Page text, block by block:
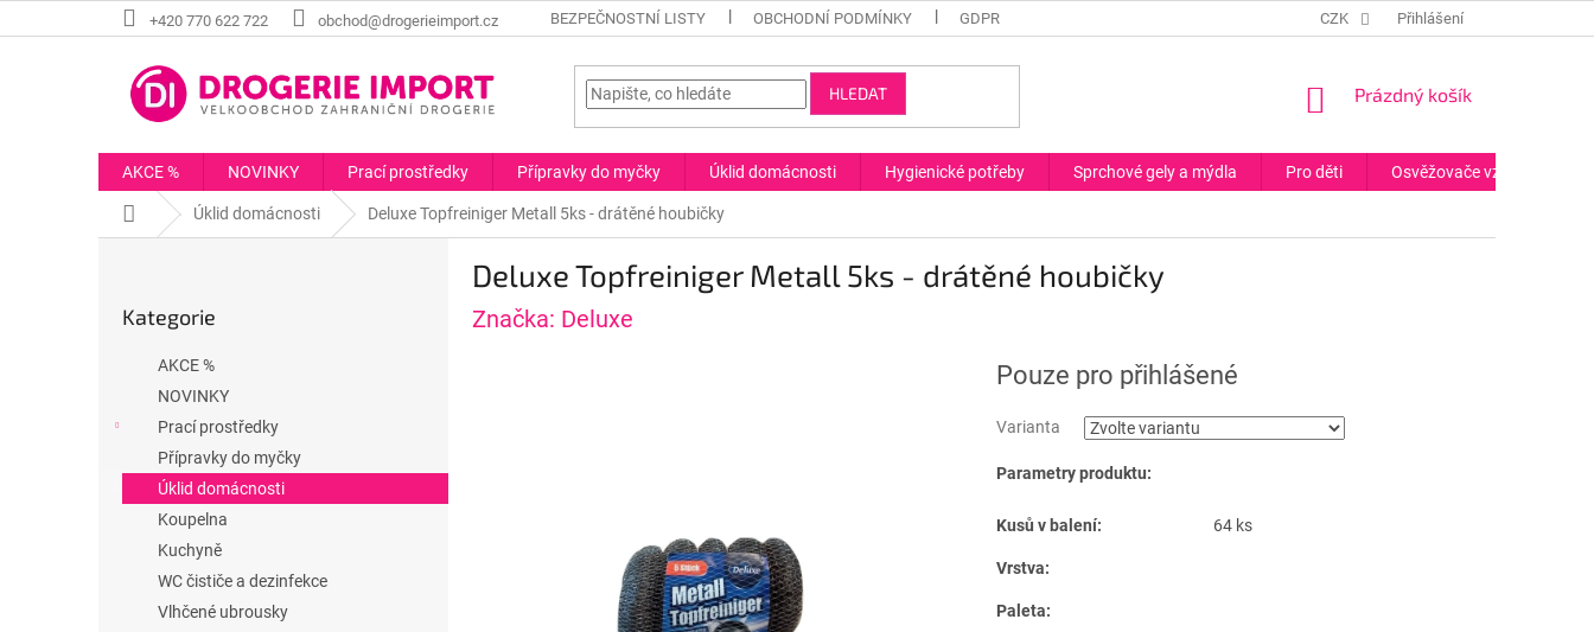
na
+420 770 622 722 obchod@drogerieimport.cz BEZPEČNOSTNÍ LISTY OBCHODNÍ PODMÍNKY GDPR CZK Přihlášení
HLEDAT
NÁKUPNÍ
Prázdný košík
AKCE % NOVINKY Prací prostředky Přípravky do myčky Úklid domácnosti Hygienické potřeby Sprchové gely a mýdla Pro děti Osvěžovače vzduchu
Domů Úklid domácnosti Deluxe Topfreiniger Metall 5ks - drátěné houbičky
kategorie
Kategorie
AKCE %
NOVINKY
Prací prostředky
Přípravky do myčky
Úklid domácnosti
Koupelna
Kuchyně
WC čističe a dezinfekce
Vlhčené ubrousky
Deluxe Topfreiniger Metall 5ks - drátěné houbičky
Značka: Deluxe
Pouze pro přihlášené
Varianta
Parametry produktu:
Kusů v balení: 64 ks
Vrstva:
Paleta: